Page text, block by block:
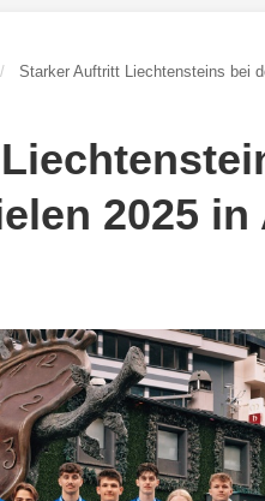
/
Starker Auftritt Liechtensteins bei
2025 in